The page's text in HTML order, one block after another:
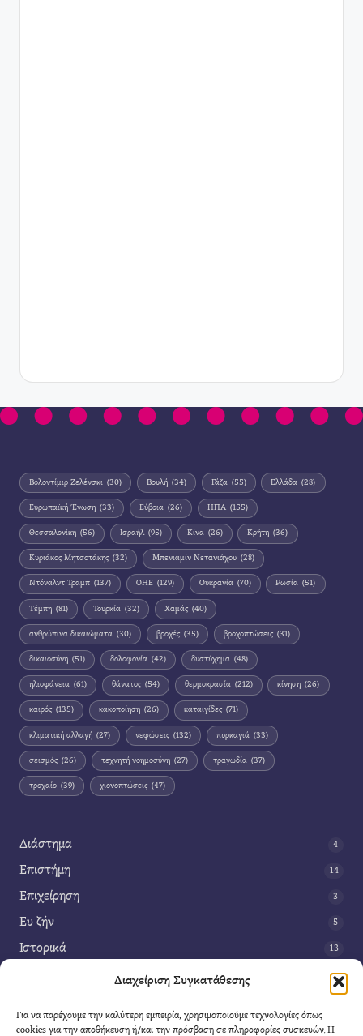
Διαχείριση Συγκατάθεσης
Για να παρέχουμε την καλύτερη εμπειρία, χρησιμοποιούμε τεχνολογίες όπως
cookies για την αποθήκευση ή/και την πρόσβαση σε πληροφορίες συσκευών. Η
Βολοντίμιρ Ζελένσκι (30) Βουλή (34) Γάζα (55) Ελλάδα (28)
Ευρωπαϊκή Ένωση (33) Εύβοια (26) ΗΠΑ (155)
Θεσσαλονίκη (56) Ισραήλ (95) Κίνα (26) Κρήτη (36)
Κυριάκος Μητσοτάκης (32) Μπενιαμίν Νετανιάχου (28)
Ντόναλντ Τραμπ (137) ΟΗΕ (129) Ουκρανία (70) Ρωσία (51)
Τέμπη (81) Τουρκία (32) Χαμάς (40)
ανθρώπινα δικαιώματα (30) βροχές (35) βροχοπτώσεις (31)
δικαιοσύνη (51) δολοφονία (42) δυστύχημα (48)
ηλιοφάνεια (61) θάνατος (54) θερμοκρασία (212) κίνηση (26)
καιρός (135) κακοποίηση (26) καταιγίδες (71)
κλιματική αλλαγή (27) νεφώσεις (132) πυρκαγιά (33)
σεισμός (26) τεχνητή νοημοσύνη (27) τραγωδία (37)
τροχαίο (39) χιονοπτώσεις (47)
Διάστημα 4
Επιστήμη 14
Επιχείρηση 3
Ευ ζήν 5
Ιστορικά 13
42
Τέχνη 3